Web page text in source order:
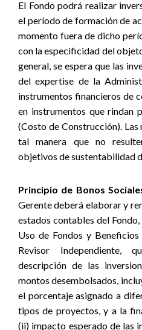
El Fondo podrá realizar
el período de formación de
momento fuera de dicho
con la especificidad del
general, se espera que las
del expertise de la
instrumentos financieros de
en instrumentos que rindan
(Costo de Construcción).
tal manera que no
objetivos de sustentabilidad
Principio de Bonos
Gerente deberá elaborar y
estados contables del
Uso de Fondos y
Revisor Independiente,
descripción de las
montos desembolsados,
el porcentaje asignado a
tipos de proyectos, y a la
(ii) impacto esperado de las